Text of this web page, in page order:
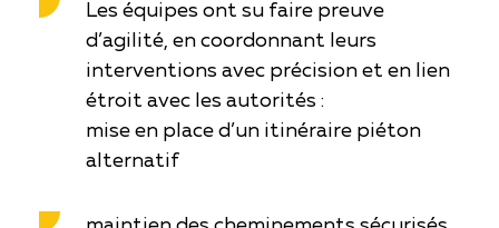
Les équipes ont su faire preuve
d’agilité, en coordonnant leurs
interventions avec précision et en lien
étroit avec les autorités :
mise en place d’un itinéraire piéton
alternatif